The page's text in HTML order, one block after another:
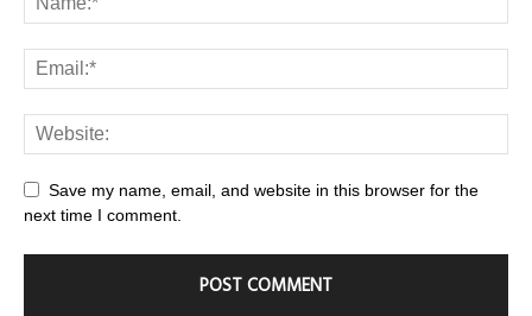
Save my name, email, and website in this browser for the
next time I comment.